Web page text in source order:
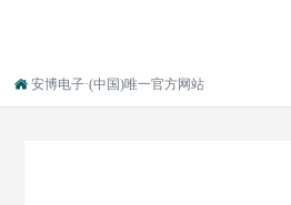
安博电子·(中国)唯一官方网站